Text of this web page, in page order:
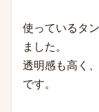
使っているタ
ました。
透明感も高く
です。